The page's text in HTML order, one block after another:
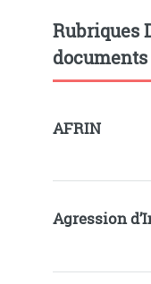
Rubriques
documents
AFRIN
Agression